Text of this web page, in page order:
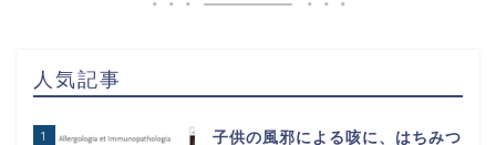
人気記事
1
子供の風邪による咳に、はちみつ